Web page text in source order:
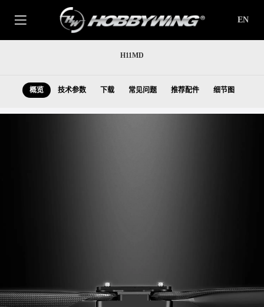
EN
H11MD
概览 技术参数 下载 常见问题 推荐配件 细节图